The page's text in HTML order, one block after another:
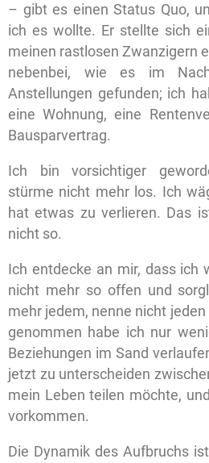
– gibt es einen Status Quo,
ich es wollte. Er stellte sich
meinen rastlosen Zwanzigern
nebenbei, wie es im
Anstellungen gefunden; ich
eine Wohnung, eine
Bausparvertrag.
Ich bin vorsichtiger
stürme nicht mehr los. Ich
hat etwas zu verlieren. Das
nicht so.
Ich entdecke an mir, dass ich
nicht mehr so offen und
mehr jedem, nenne nicht
genommen habe ich nur
Beziehungen im Sand
jetzt zu unterscheiden
mein Leben teilen möchte,
vorkommen.
Die Dynamik des Aufbruchs